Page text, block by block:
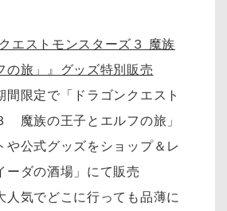
エストモンスターズ３ 魔族
の旅」』グッズ特別販売
間限定で「ドラゴンクエスト
魔族の王子とエルフの旅」
や公式グッズをショップ＆レ
ーダの酒場」にて販売
人気でどこに行っても品薄に